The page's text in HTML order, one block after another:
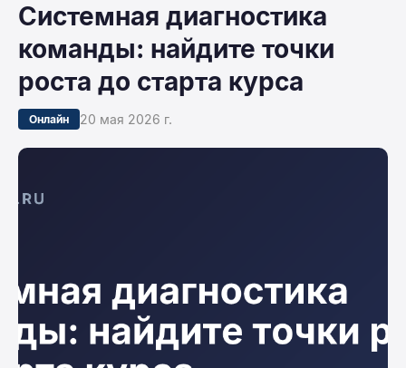
Системная диагностика
команды: найдите точки
роста до старта курса
Онлайн 20 мая 2026 г.